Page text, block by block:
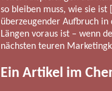
so bleiben muss, wie sie
überzeugender Aufbruch
Längen voraus ist – wenn
nächsten teuren
Ein Artikel im